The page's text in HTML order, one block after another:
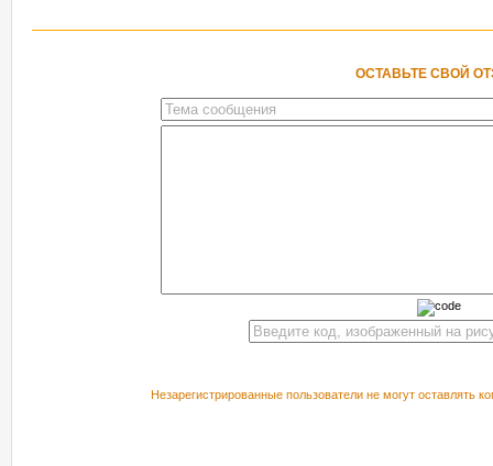
ОСТАВЬТЕ СВОЙ
Незарегистрированные пользователи не могут оставлять